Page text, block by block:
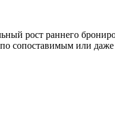
рост раннего
сопоставимым или